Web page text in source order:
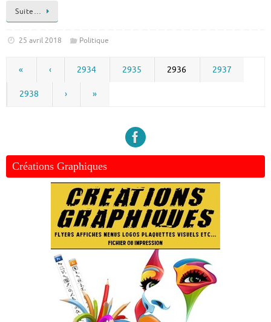
Suite…
25 avril 2018 Politique
« ‹ 2934 2935 2936 2937
2938 › »
Créations Graphiques